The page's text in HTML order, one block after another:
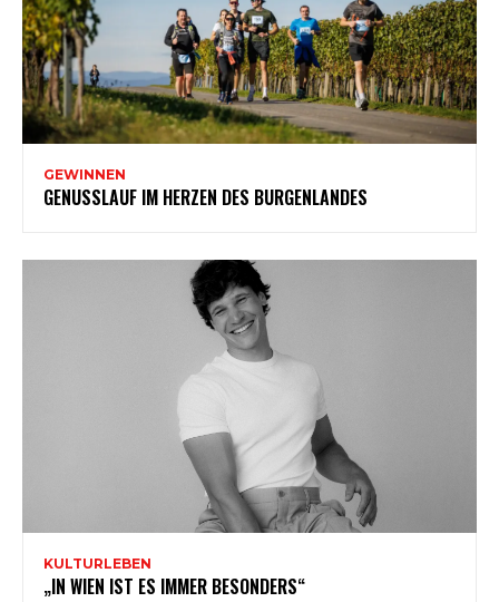
GEWINNEN
GENUSSLAUF IM HERZEN DES BURGENLANDES
KULTURLEBEN
„IN WIEN IST ES IMMER BESONDERS“